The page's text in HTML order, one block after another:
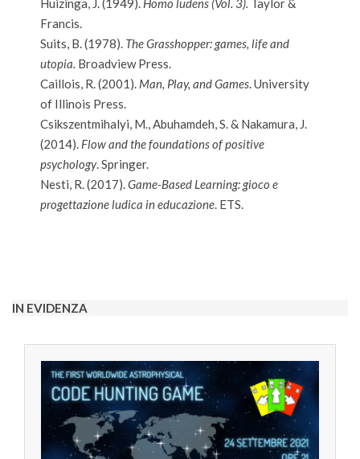
Huizinga, J. (1949). Homo ludens (Vol. 3). Taylor &
Francis.
Suits, B. (1978). The Grasshopper: games, life and
utopia. Broadview Press.
Caillois, R. (2001). Man, Play, and Games. University
of Illinois Press.
Csikszentmihalyi, M., Abuhamdeh, S. & Nakamura, J.
(2014). Flow and the foundations of positive
psychology. Springer.
Nesti, R. (2017).Game-Based Learning: gioco e
progettazione ludica in educazione. ETS.
29
IN EVIDENZA